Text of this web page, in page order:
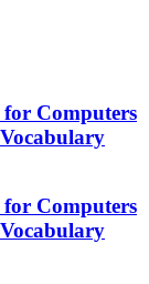
Computers
Computers